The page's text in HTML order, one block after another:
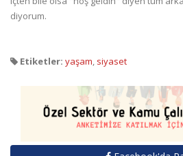
diyorum.
Etiketler: yaşam, siyaset